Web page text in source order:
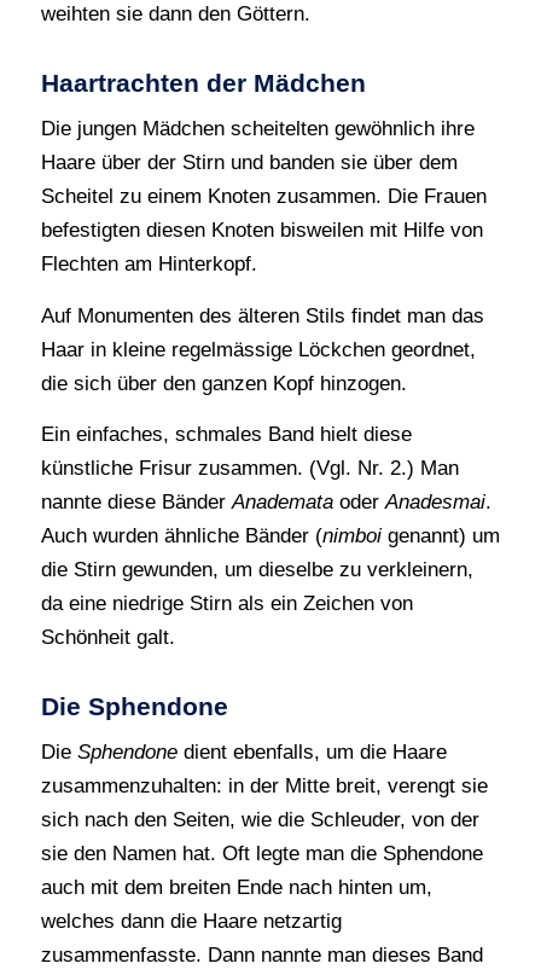
weihten sie dann den Göttern.
Haartrachten der Mädchen
Die jungen Mädchen scheitelten gewöhnlich ihre
Haare über der Stirn und banden sie über dem
Scheitel zu einem Knoten zusammen. Die Frauen
befestigten diesen Knoten bisweilen mit Hilfe von
Flechten am Hinterkopf.
Auf Monumenten des älteren Stils findet man das
Haar in kleine regelmässige Löckchen geordnet,
die sich über den ganzen Kopf hinzogen.
Ein einfaches, schmales Band hielt diese
künstliche Frisur zusammen. (Vgl. Nr. 2.) Man
nannte diese BänderAnademata oderAnadesmai.
Auch wurden ähnliche Bänder (nimboi genannt) um
die Stirn gewunden, um dieselbe zu verkleinern,
da eine niedrige Stirn als ein Zeichen von
Schönheit galt.
Die Sphendone
Die Sphendonedient ebenfalls, um die Haare
zusammenzuhalten: in der Mitte breit, verengt sie
sich nach den Seiten, wie die Schleuder, von der
sie den Namen hat. Oft legte man die Sphendone
auch mit dem breiten Ende nach hinten um,
welches dann die Haare netzartig
zusammenfasste. Dann nannte man dieses Band